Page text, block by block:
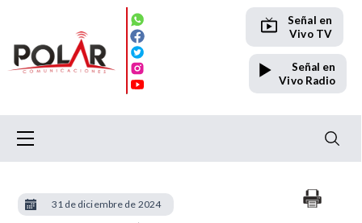
Señal en
Vivo TV
Señal en
Vivo Radio
31 de diciembre de 2024